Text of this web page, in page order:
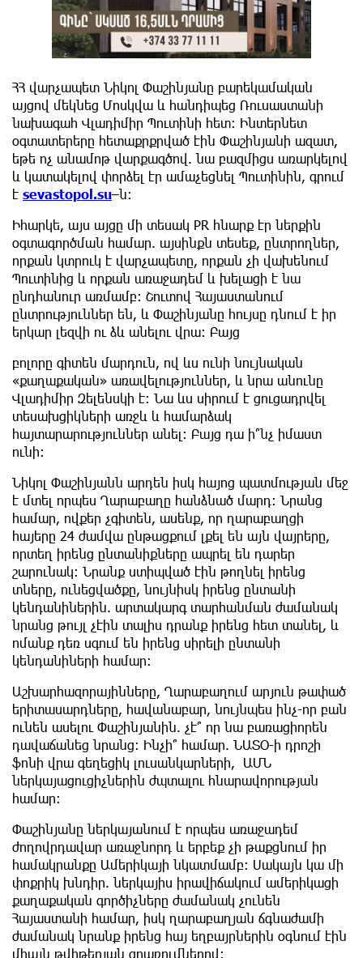
ՀՀ վարչապետ Նիկոլ Փաշինյանը բարեկամական
այցով մեկնեց Մոսկվա և հանդիպեց Ռուսաստանի
նախագահ Վլադիմիր Պուտինի հետ։ Ինտերնետ
օգտատերերը հետաքրքրված էին Փաշինյանի ազատ,
եթե ոչ անամոթ վարքագծով. նա բազմիցս առարկելով
և կատակելով փորձել էր ամաչեցնել Պուտինին, գրում
է sevastopol.su–ն։
Իհարկե, այս այցը մի տեսակ PR հնարք էր ներքին
օգտագործման համար. այսինքն տեսեք, ընտրողներ,
որքան կտրուկ է վարչապետը, որքան չի վախենում
Պուտինից և որքան առաջադեմ և խելացի է նա
ընդհանուր առմամբ։ Շուտով Հայաստանում
ընտրություններ են, և Փաշինյանը հույսը դնում է իր
երկար լեզվի ու ձև անելու վրա։ Բայց
բոլորը գիտեն մարդուն, ով ևս ունի նույնական
«քաղաքական» առավելություններ, և նրա անունը
Վլադիմիր Զելենսկի է։ Նա ևս սիրում է ցուցադրվել
տեսախցիկների առջև և համարձակ
հայտարարություններ անել։ Բայց դա ի՞նչ իմաստ
ունի։
Նիկոլ Փաշինյանն արդեն իսկ հայոց պատմության մեջ
է մտել որպես Ղարաբաղը հանձնած մարդ։ Նրանց
համար, ովքեր չգիտեն, ասենք, որ ղարաբաղցի
հայերը 24 ժամվա ընթացքում լքել են այն վայրերը,
որտեղ իրենց ընտանիքները ապրել են դարեր
շարունակ։ Նրանք ստիպված էին թողնել իրենց
տները, ունեցվածքը, նույնիսկ իրենց ընտանի
կենդանիներին. արտակարգ տարհանման ժամանակ
նրանց թույլ չէին տալիս դրանք իրենց հետ տանել, և
ոմանք դեռ սգում են իրենց սիրելի ընտանի
կենդանիների համար։
Աշխարհազորայինները, Ղարաբաղում արյուն թափած
երիտասարդները, հավանաբար, նույնպես ինչ-որ բան
ունեն ասելու Փաշինյանին. չէ՞ որ նա բառացիորեն
դավաճանեց նրանց: Ինչի՞ համար. ՆԱՏՕ-ի դրոշի
ֆոնի վրա գեղեցիկ լուսանկարների, ԱՄՆ
ներկայացուցիչներին ժպտալու հնարավորության
համար:
Փաշինյանը ներկայանում է որպես առաջադեմ
ժողովրդավար առաջնորդ և երբեք չի թաքցնում իր
համակրանքը Ամերիկայի նկատմամբ: Սակայն կա մի
փոքրիկ խնդիր. ներկայիս իրավիճակում ամերիկացի
քաղաքական գործիչները ժամանակ չունեն
Հայաստանի համար, իսկ ղարաբաղյան ճգնաժամի
ժամանակ նրանք իրենց հայ եղբայրներին օգնում էին
միայն թվիթերյան գրառումներով: